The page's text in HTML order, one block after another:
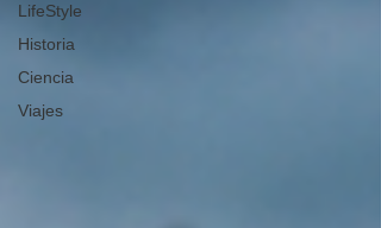
LifeStyle
Historia
Ciencia
Viajes